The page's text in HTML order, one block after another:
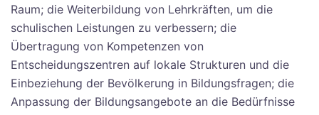
Raum; die Weiterbildung von Lehrkräften, um die
schulischen Leistungen zu verbessern; die
Übertragung von Kompetenzen von
Entscheidungszentren auf lokale Strukturen und die
Einbeziehung der Bevölkerung in Bildungsfragen; die
Anpassung der Bildungsangebote an die Bedürfnisse